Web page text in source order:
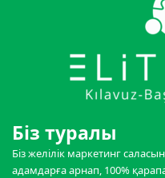
Біз туралы
Біз желілік маркетинг
адамдарға арнап, 100%